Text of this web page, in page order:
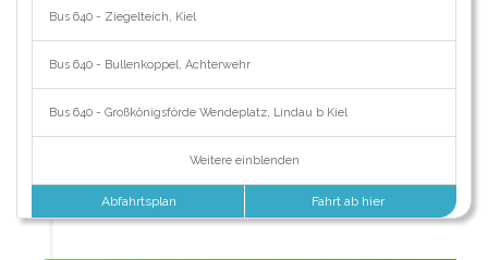
Bus 640 - Ziegelteich, Kiel
Bus 640 - Bullenkoppel, Achterwehr
Bus 640 - Großkönigsförde Wendeplatz, Lindau b Kiel
Weitere einblenden
Abfahrtsplan Fahrt ab hier